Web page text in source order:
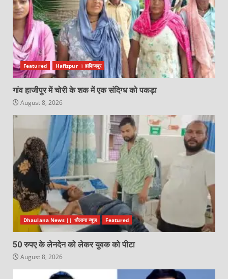
Featured Hafizpur । हाफिजपुर
गांव हाजीपुर में चोरी के शक में एक संदिग्ध को पकड़ा
August 8, 2026
Dhaulana News || धौलाना न्यूज़ Featured
50 रुपए के लेनदेन को लेकर युवक को पीटा
August 8, 2026